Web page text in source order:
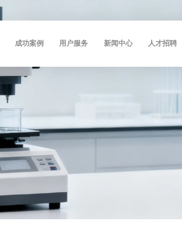
成功案例 用户服务 新闻中心 人才招聘